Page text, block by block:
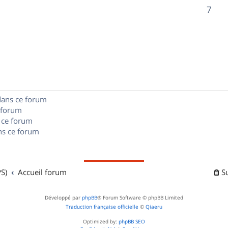
s
o
e
7R
ce forum
forum
ce forum
Accueil forum
Développé par phpBB® Forum Software © phpBB Limited
Traduction française officielle © Qiaeru
Optimized by: phpBB SEO